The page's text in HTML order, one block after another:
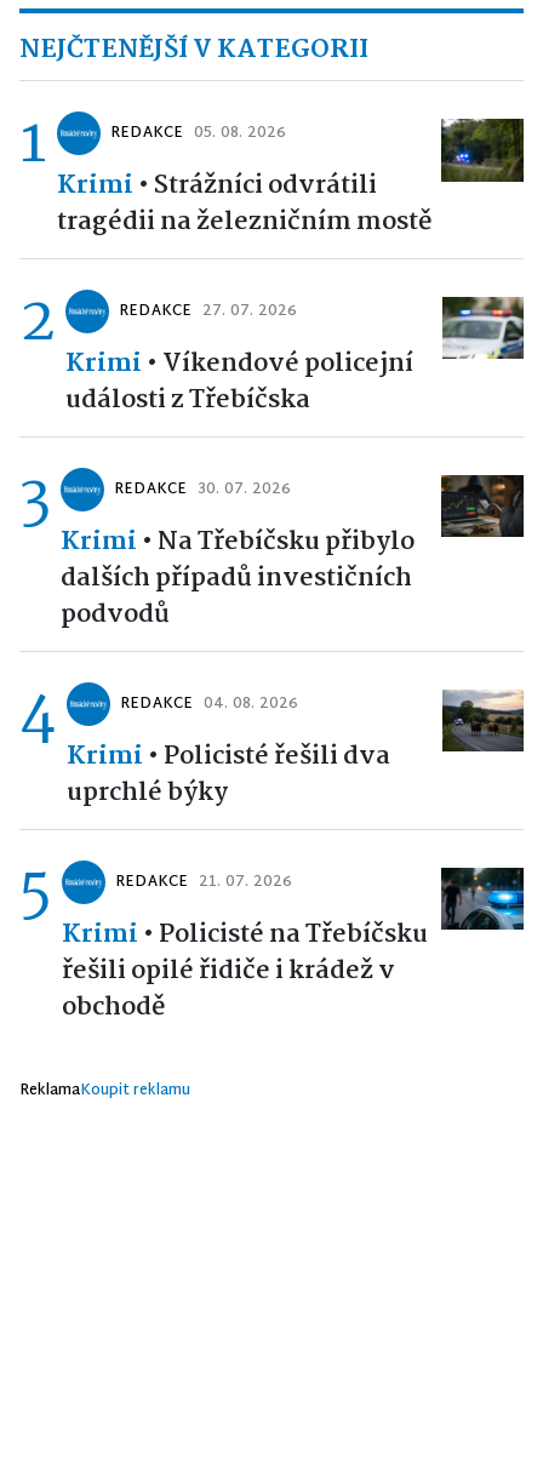
NEJČTENĚJŠÍ V KATEGORII
1 REDAKCE 05. 08. 2026
Krimi • Strážníci odvrátili
tragédii na železničním mostě
2 REDAKCE 27. 07. 2026
Krimi • Víkendové policejní
události z Třebíčska
3 REDAKCE 30. 07. 2026
Krimi • Na Třebíčsku přibylo
dalších případů investičních
podvodů
4 REDAKCE 04. 08. 2026
Krimi • Policisté řešili dva
uprchlé býky
5 REDAKCE 21. 07. 2026
Krimi • Policisté na Třebíčsku
řešili opilé řidiče i krádež v
obchodě
ReklamaKoupit reklamu